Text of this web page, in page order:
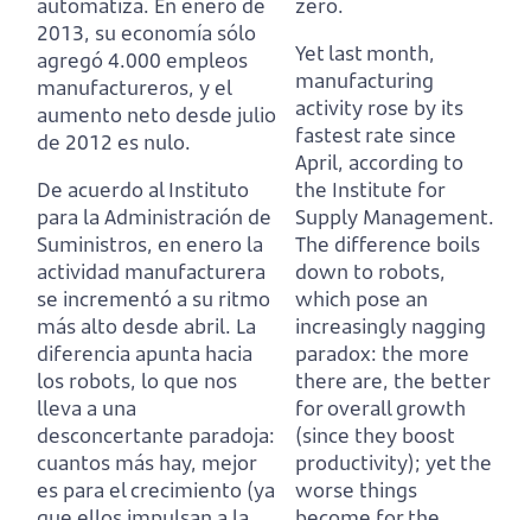
2013, su economía sólo
agregó 4.000 empleos
manufactureros, y el
aumento neto desde julio
de 2012 es nulo.
De acuerdo al Instituto
para la Administración de
Suministros, en enero la
actividad manufacturera
se incrementó a su ritmo
más alto desde abril. La
diferencia apunta hacia
los robots, lo que nos
lleva a una
desconcertante paradoja:
cuantos más hay, mejor
es para el crecimiento (ya
Yet last month,
manufacturing
activity rose by its
fastest rate since
April, according to
the Institute for
Supply Management.
The difference boils
down to robots,
which pose an
increasingly nagging
paradox: the more
there are, the better
for overall growth
(since they boost
productivity); yet the
worse things